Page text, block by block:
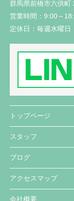
群馬県前橋市六供町
営業時間： 9:00～
定休日： 毎週水曜日
トップページ
スタッフ
ブログ
アクセスマップ
会社概要